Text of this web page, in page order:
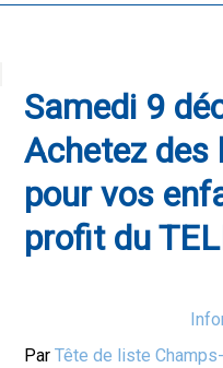
Samedi 9
Achetez des
pour vos
profit du
Par Tête de liste